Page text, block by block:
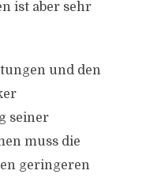
ist aber sehr
und den
seiner
muss die
geringeren